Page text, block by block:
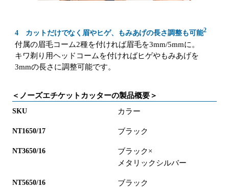
4 カットだけでなく眉やヒゲ、もみあげの長さ調整も可能2
付属の眉毛コーム2種を付ければ眉毛を3mm/5mmに。
キワ剃り用ヘッドコームを付ければヒゲやもみあげを
3mmの長さに調整可能です。
＜ノーズエチケットカッターの製品概要＞
カラー
ブラック
ブラック×
メタリックシルバー
ブラック